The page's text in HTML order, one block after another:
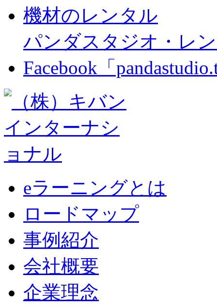
機材のレンタル
パンダスタジオ・レ
Facebook「
eラーニングとは
ロードマップ
事例紹介
会社概要
企業理念